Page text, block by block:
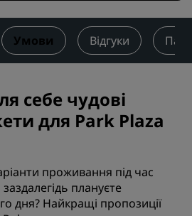
Умови Відгуки
себе чудові
для Park Plaza
проживання під час
плануєте
дня? Найкращі пропозиції